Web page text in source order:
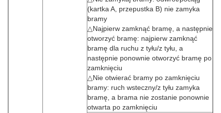
(kartka A, przepustka B) nie zamyka
bramy
△Najpierw zamknąć bramę, a następnie
otworzyć bramę: najpierw zamknąć
bramę dla ruchu z tyłu/z tyłu, a
następnie ponownie otworzyć bramę po
zamknięciu
△Nie otwierać bramy po zamknięciu
bramy: ruch wsteczny/z tyłu zamyka
bramę, a brama nie zostanie ponownie
otwarta po zamknięciu